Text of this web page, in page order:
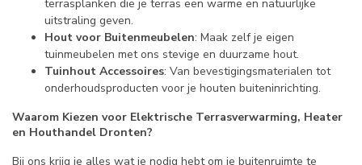
terrasplanken die je terras een warme en natuurlijke
uitstraling geven.
Hout voor Buitenmeubelen: Maak zelf je eigen
tuinmeubelen met ons stevige en duurzame hout.
Tuinhout Accessoires: Van bevestigingsmaterialen tot
onderhoudsproducten voor je houten buiteninrichting.
Waarom Kiezen voor Elektrische Terrasverwarming, Heater
en Houthandel Dronten?
Bij ons krijg je alles wat je nodig hebt om je buitenruimte te